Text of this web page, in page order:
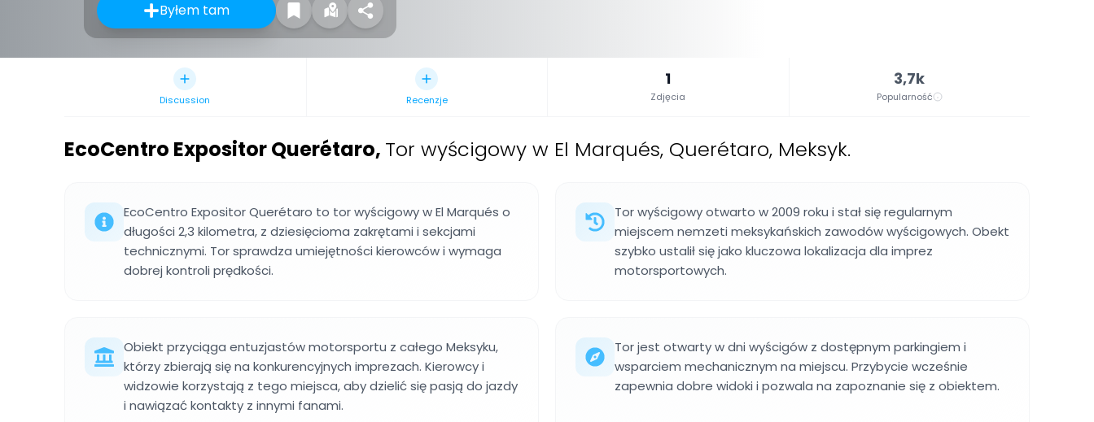
Byłem tam
Discussion Recenzje
1
Zdjęcia
3,7k
Popularność
EcoCentro Expositor Querétaro, Tor wyścigowy w El Marqués, Querétaro, Meksyk.
EcoCentro Expositor Querétaro to tor wyścigowy w El Marqués o
długości 2,3 kilometra, z dziesięcioma zakrętami i sekcjami
technicznymi. Tor sprawdza umiejętności kierowców i wymaga
dobrej kontroli prędkości.
Tor wyścigowy otwarto w 2009 roku i stał się regularnym
miejscem nemzeti meksykańskich zawodów wyścigowych. Obekt
szybko ustalił się jako kluczowa lokalizacja dla imprez
motorsportowych.
Obiekt przyciąga entuzjastów motorsportu z całego Meksyku,
którzy zbierają się na konkurencyjnych imprezach. Kierowcy i
widzowie korzystają z tego miejsca, aby dzielić się pasją do jazdy
i nawiązać kontakty z innymi fanami.
Tor jest otwarty w dni wyścigów z dostępnym parkingiem i
wsparciem mechanicznym na miejscu. Przybycie wcześnie
zapewnia dobre widoki i pozwala na zapoznanie się z obiektem.